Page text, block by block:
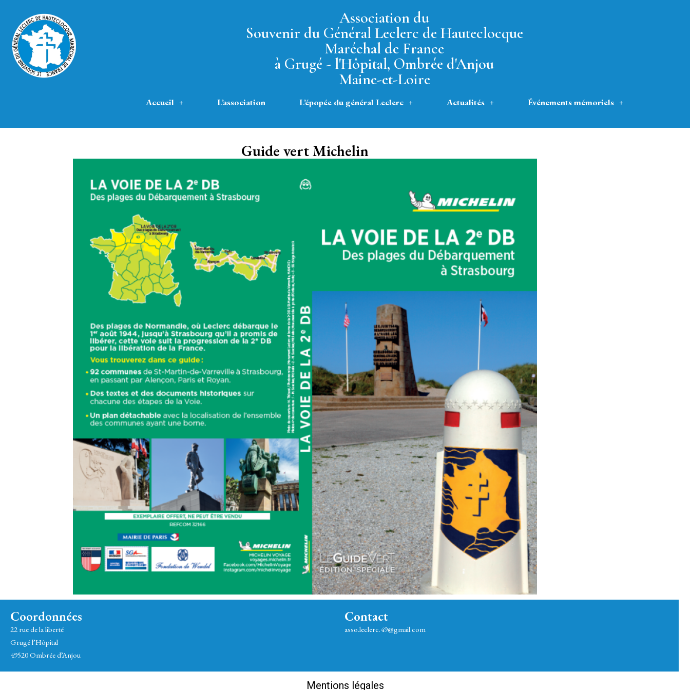
Association du
Souvenir du Général Leclerc de Hauteclocque
Maréchal de France
à Grugé - l'Hôpital, Ombrée d'Anjou
Maine-et-Loire
Accueil L’association L’épopée du général Leclerc Actualités Événements mémoriels
Guide vert Michelin
Coordonnées
22 rue de la liberté
Grugé l’Hôpital
49520 Ombrée d’Anjou
Contact
asso.leclerc.49@gmail.com
Mentions légales